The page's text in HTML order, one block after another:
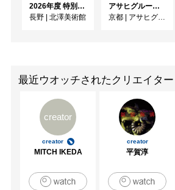
2026年度 特別展「ガレとドーム、アール･ヌーヴォーのガラス 水辺のやすらぎ、海の神秘」
長野 | 北澤美術館
アサヒグループ大山崎山荘美術館 開館30周年記念展「没後100年 クロード・モネ」
京都 | アサヒグループ大山崎山荘美術館
最近ウオッチされたクリエイター
creator
creator
MITCH IKEDA
creator
平賀淳